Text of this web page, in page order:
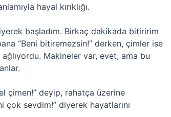
hayal kırıklığı.
başladım. Birkaç dakikada bitiririm
“Beni bitiremezsin!” derken, çimler ise
Makineler var, evet, ama bu
çimen!” deyip, rahatça üzerine
çok sevdim!” diyerek hayatlarını